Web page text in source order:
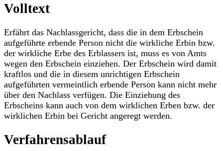
Volltext
Erfährt das Nachlassgericht, dass die in dem Erbschein
aufgeführte erbende Person nicht die wirkliche Erbin bzw.
der wirkliche Erbe des Erblassers ist, muss es von Amts
wegen den Erbschein einziehen. Der Erbschein wird damit
kraftlos und die in diesem unrichtigen Erbschein
aufgeführten vermeintlich erbende Person kann nicht mehr
über den Nachlass verfügen. Die Einziehung des
Erbscheins kann auch von dem wirklichen Erben bzw. der
wirklichen Erbin bei Gericht angeregt werden.
Verfahrensablauf